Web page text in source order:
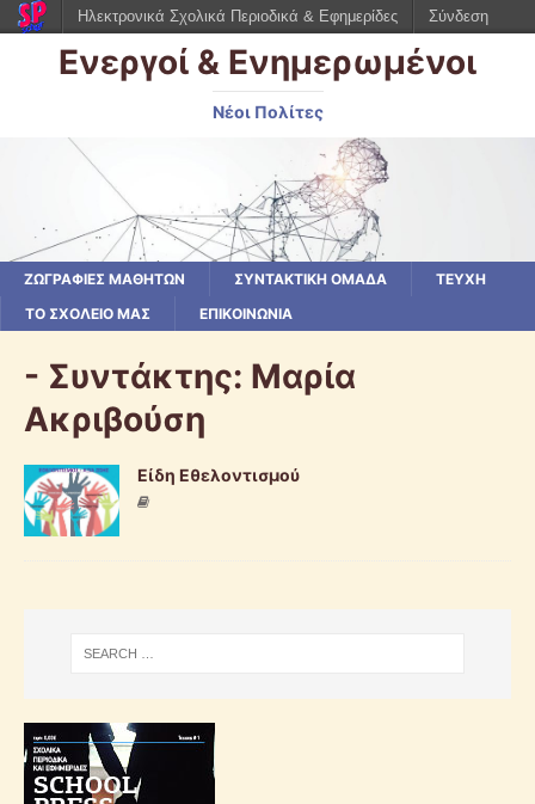
Ενεργοί & Ενημερωμένοι
Νέοι Πολίτες
ΖΩΓΡΑΦΙΕΣ ΜΑΘΗΤΩΝ ΣΥΝΤΑΚΤΙΚΗ ΟΜΑΔΑ
ΤΕΥΧΗ
ΤΟ ΣΧΟΛΕΙΟ ΜΑΣ
ΕΠΙΚΟΙΝΩΝΙΑ
- Συντάκτης: Μαρία
Ακριβούση
Είδη Εθελοντισμού
Ηλεκτρονικά Σχολικά Περιοδικά & Εφημερίδες Σύνδεση